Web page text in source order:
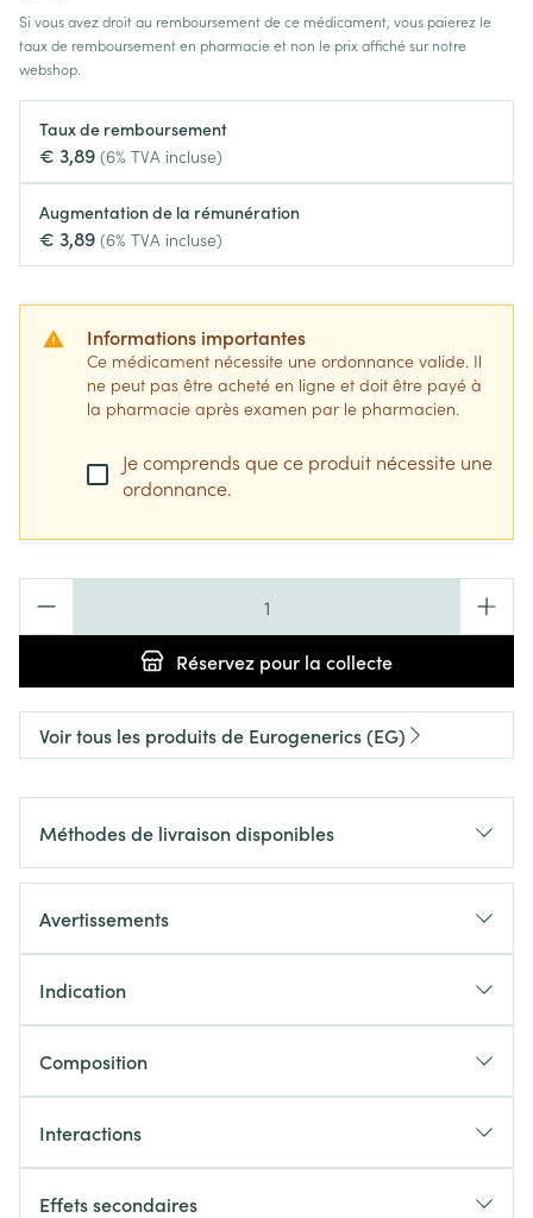
Si vous avez droit au remboursement de ce médicament, vous paierez le
taux de remboursement en pharmacie et non le prix affiché sur notre
webshop.
Taux de remboursement
€ 3,89 (6% TVA incluse)
Augmentation de la rémunération
€ 3,89 (6% TVA incluse)
Informations importantes
Ce médicament nécessite une ordonnance valide. Il
ne peut pas être acheté en ligne et doit être payé à
la pharmacie après examen par le pharmacien.
Je comprends que ce produit nécessite une
ordonnance.
Réservez pour la collecte
Voir tous les produits de Eurogenerics (EG)
Méthodes de livraison disponibles
Avertissements
Indication
Composition
Interactions
Effets secondaires